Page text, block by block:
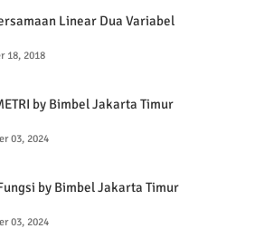
Linear Dua Variabel
18, 2018
by Bimbel Jakarta Timur
03, 2024
by Bimbel Jakarta Timur
03, 2024